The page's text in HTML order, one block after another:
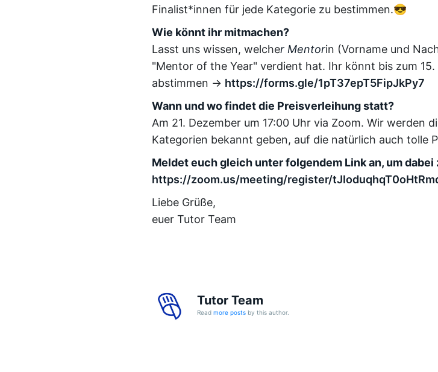
Finalist*innen für jede Kategorie zu bestimmen.😎
Wie könnt ihr mitmachen?
Lasst uns wissen, welcher Mentorin (Vorname und
"Mentor of the Year" verdient hat. Ihr könnt bis zum
abstimmen → https://forms.gle/1pT37epT5FipJkPy7
Wann und wo findet die Preisverleihung statt?
Am 21. Dezember um 17:00 Uhr via Zoom. Wir werden
Kategorien bekannt geben, auf die natürlich auch
Meldet euch gleich unter folgendem Link an, um dabei
https://zoom.us/meeting/register/
Liebe Grüße,
euer Tutor Team
Tutor Team
Read more posts by this author.